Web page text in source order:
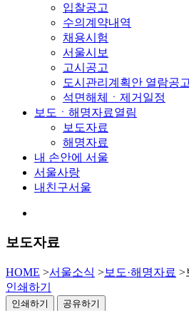
입찰공고
수의계약내역
채용시험
서울시보
고시공고
도시관리계획안 열람공고
석면해체ㆍ제거일정
보도ㆍ해명자료열림
보도자료
해명자료
내 손안에 서울
서울사랑
내친구서울
보도자료
HOME >서울소식 >보도·해명자료 >
인쇄하기
인쇄하기
공유하기